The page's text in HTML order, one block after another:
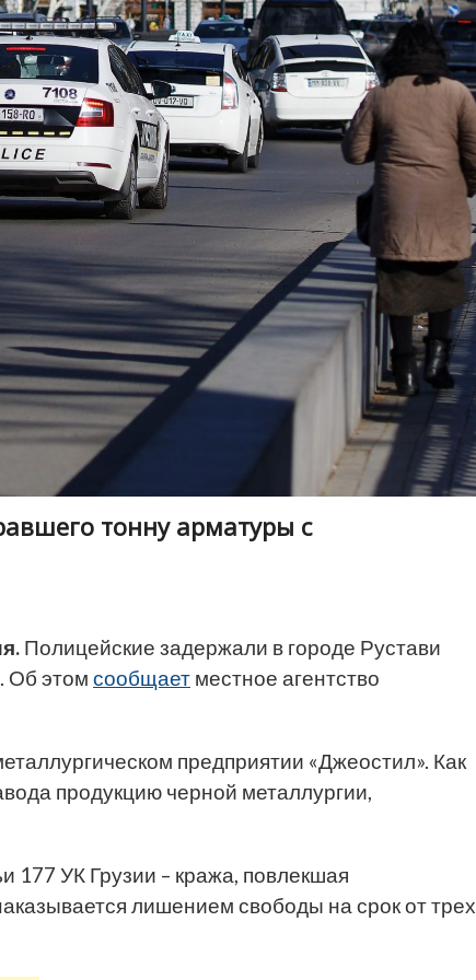
тонну арматуры с
Полицейские задержали в городе Рустави
Об этом сообщает местное агентство
предприятии «Джеостил». Как
продукцию черной металлургии,
177 УК Грузии – кража, повлекшая
лишением свободы на срок от трех